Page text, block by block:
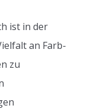
ist in der
an Farb-
zu